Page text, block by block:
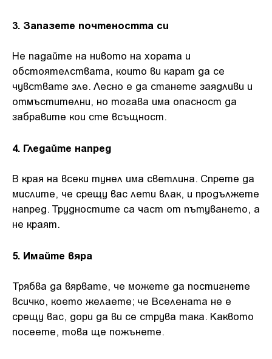
3. Запазете почтеността си
Не падайте на нивото на хората и
обстоятелствата, които ви карат да се
чувствате зле. Лесно е да станете заядливи и
отмъстителни, но тогава има опасност да
забравите кои сте всъщност.
4. Гледайте напред
В края на всеки тунел има светлина. Спрете да
мислите, че срещу вас лети влак, и продължете
напред. Трудностите са част от пътуването, а
не краят.
5. Имайте вяра
Трябва да вярвате, че можете да постигнете
всичко, което желаете; че Вселената не е
срещу вас, дори да ви се струва така. Каквото
посеете, това ще пожънете.